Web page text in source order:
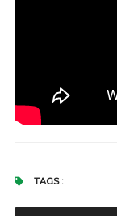
TAGS :